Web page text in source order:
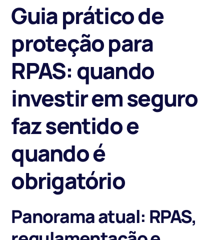
Guia prático de
proteção para
RPAS: quando
investir em seguro
faz sentido e
quando é
obrigatório
Panorama atual: RPAS,